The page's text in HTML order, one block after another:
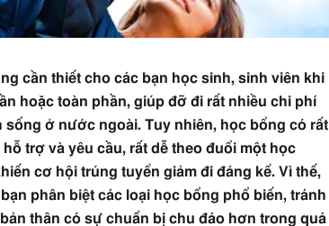
cần thiết cho các bạn học sinh, sinh viên khi
hoặc toàn phần, giúp đỡ đi rất nhiều chi phí
ở nước ngoài. Tuy nhiên, học bổng có rất
trợ và yêu cầu, rất dễ theo đuổi một học
cơ hội trúng tuyển giảm đi đáng kể. Vì thế,
phân biệt các loại học bổng phổ biến, tránh
thân có sự chuẩn bị chu đáo hơn trong quá